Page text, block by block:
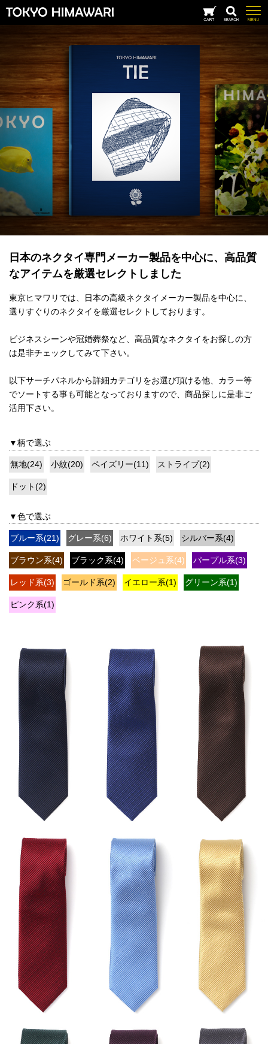
日本のネクタイ専門メーカー製品を中心に、高品質
なアイテムを厳選セレクトしました
東京ヒマワリでは、日本の高級ネクタイメーカー製品を中心に、
選りすぐりのネクタイを厳選セレクトしております。
ビジネスシーンや冠婚葬祭など、高品質なネクタイをお探しの方
は是非チェックしてみて下さい。
以下サーチパネルから詳細カテゴリをお選び頂ける他、カラー等
でソートする事も可能となっておりますので、商品探しに是非ご
活用下さい。
▼柄で選ぶ
無地(24) 小紋(20) ペイズリー(11) ストライプ(2)
ドット(2)
▼色で選ぶ
ブルー系(21) グレー系(6) ホワイト系(5) シルバー系(4)
ブラウン系(4) ブラック系(4) ベージュ系(4) パープル系(3)
レッド系(3) ゴールド系(2) イエロー系(1) グリーン系(1)
ピンク系(1)